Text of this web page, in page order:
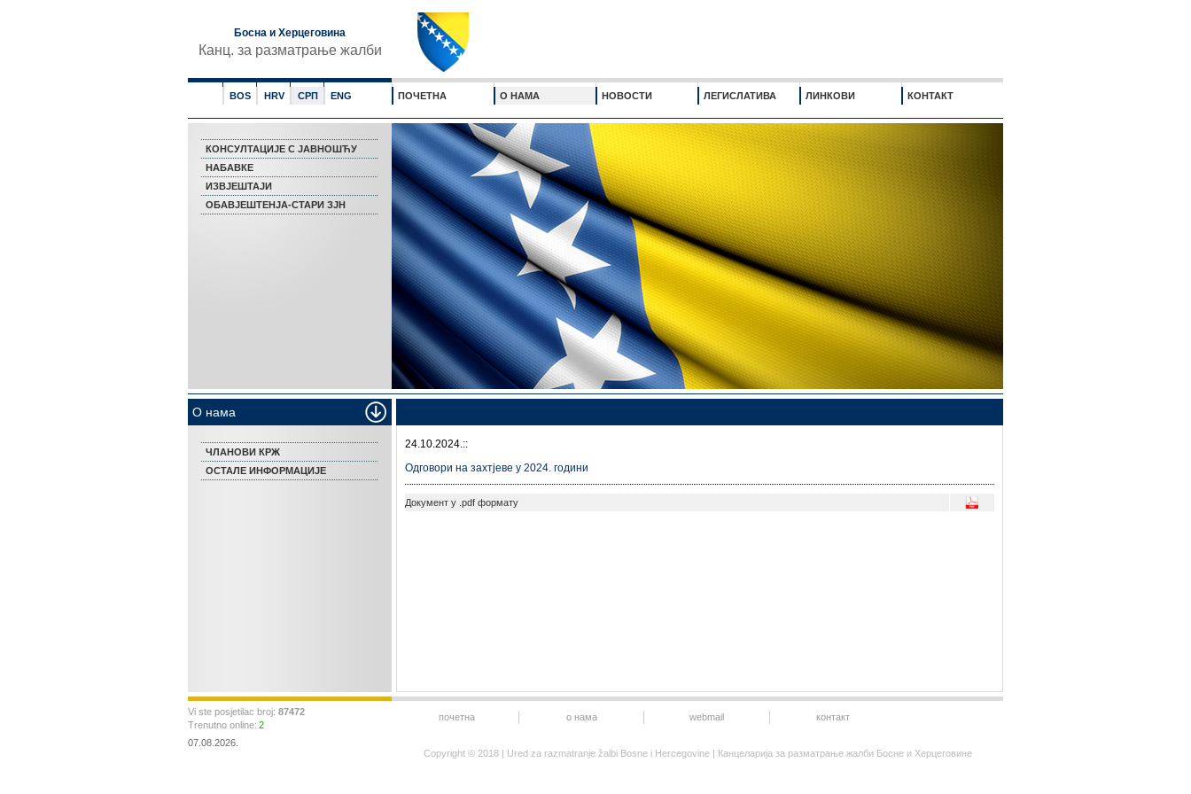
Босна и Херцеговина
Канц. за разматрање жалби
BOS HRV СРП ENG ПОЧЕТНА О НАМА НОВОСТИ ЛЕГИСЛАТИВА ЛИНКОВИ КОНТАКТ
КОНСУЛТАЦИЈЕ С ЈАВНОШЋУ
НАБАВКЕ
ИЗВЈЕШТАЈИ
ОБАВЈЕШТЕНЈА-СТАРИ ЗЈН
О нама
ЧЛАНОВИ КРЖ
ОСТАЛЕ ИНФОРМАЦИЈЕ
24.10.2024.::
Одговори на захтjеве у 2024. години
Документ у .pdf формату
Vi ste posjetilac broj: 87472
Trenutno online: 2
07.08.2026.
почетна о нама webmail контакт
Copyright © 2018 | Ured za razmatranje žalbi Bosne i Hercegovine | Канцеларија за разматрање жалби Босне и Херцеговине